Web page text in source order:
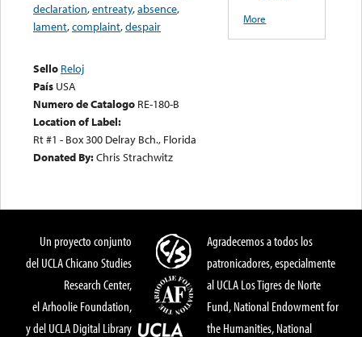
declaration,entreaty,absence,
lament,complaint,despair
Sello Reloj
País USA
Numero de Catalogo RE-180-B
Location of Label:
Rt #1 - Box 300 Delray Bch., Florida
Donated By:Chris Strachwitz
More
Un proyecto conjunto
del UCLA Chicano Studies
Research Center,
el Arhoolie Foundation,
y del UCLA Digital Library
Agradecemos a todos los
patronicadores, especialmente
al UCLA Los Tigres de Norte
Fund, National Endowment for
the Humanities, National